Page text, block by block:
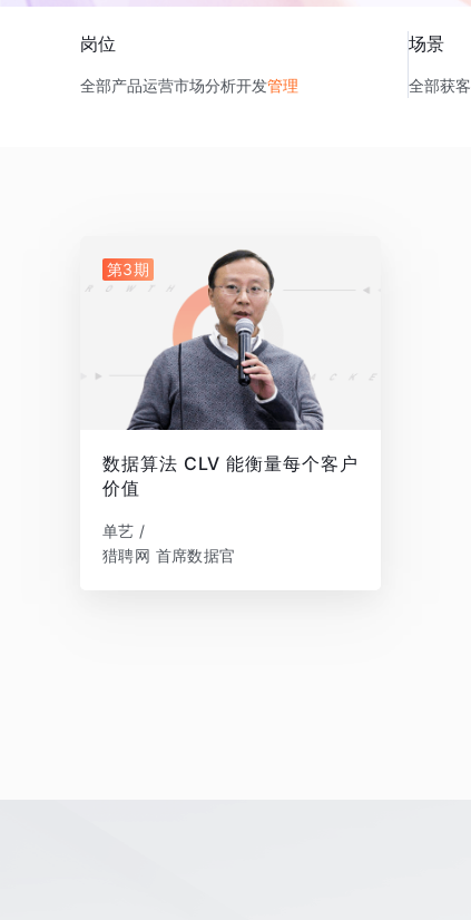
岗位
全部产品运营市场分析开发管理
场景
全部获客
第3期
数据算法 CLV 能衡量每个客户
价值
单艺 /
猎聘网 首席数据官